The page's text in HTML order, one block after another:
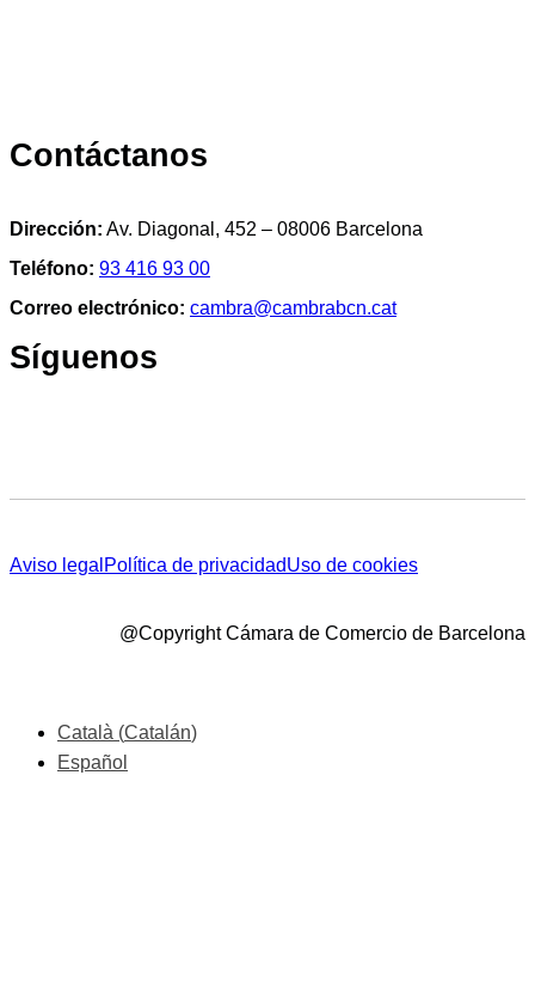
Contáctanos
Dirección: Av. Diagonal, 452 – 08006 Barcelona
Teléfono: 93 416 93 00
Correo electrónico: cambra@cambrabcn.cat
Síguenos
Aviso legal Política de privacidadUso de cookies
@Copyright Cámara de Comercio de Barcelona
Català (Catalán)
Español